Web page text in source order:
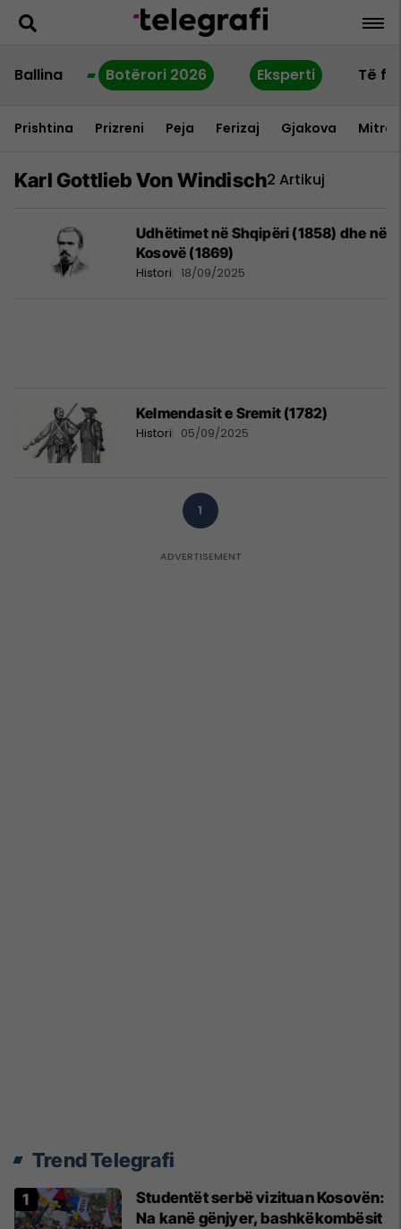
Ballina Botërori 2026 Eksperti Të
Prishtina Prizreni Peja Ferizaj Gjakova
Karl Gottlieb Von Windisch2 Artikuj
Udhëtimet në Shqipëri (1858) dhe në
Kosovë (1869)
Histori 18/09/2025
Kelmendasit e Sremit (1782)
Histori 05/09/2025
1
Trend Telegrafi
Studentët serbë vizituan Kosovën:
Na kanë gënjyer, bashkëkombësit